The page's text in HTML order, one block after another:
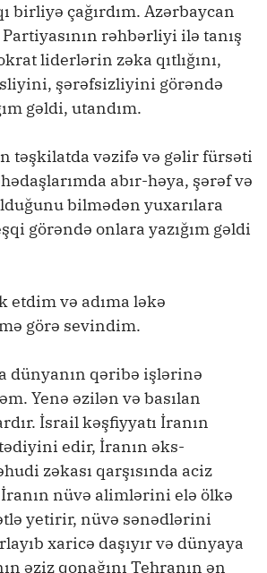
birliyə çağırdım. Azərbaycan
rəhbərliyi ilə tanış
liderlərin zəka qıtlığını,
şərəfsizliyini görəndə
gəldi, utandım.
təşkilatda vəzifə və gəlir fürsəti
abır-həya, şərəf və
bilmədən yuxarılara
görəndə onlara yazığım gəldi
etdim və adıma ləkə
görə sevindim.
dünyanın qəribə işlərinə
Yenə əzilən və basılan
İsrail kəşfiyyatı İranın
edir, İranın əks-
zəkası qarşısında aciz
nüvə alimlərini elə ölkə
yetirir, nüvə sənədlərini
xaricə daşıyır və dünyaya
əziz qonağını Tehranın ən